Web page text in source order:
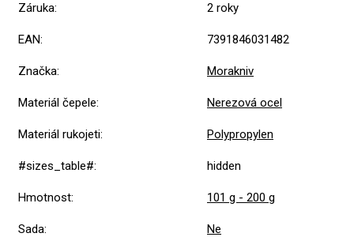
Záruka: 2 roky
EAN: 7391846031482
Značka: Morakniv
Materiál čepele: Nerezová ocel
Materiál rukojeti: Polypropylen
#sizes_table#: hidden
Hmotnost: 101 g - 200 g
Sada: Ne